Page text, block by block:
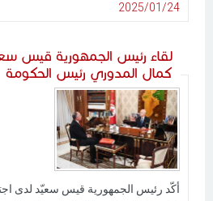
2025/01/24
لقاء رئيس الجمهورية قيس
كمال المدوري رئيس الحكومة
أكّد رئيس الجمهورية قيس سعيّد لدى